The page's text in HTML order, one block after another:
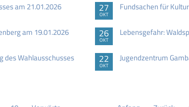
am 21.01.2026
am 19.01.2026
des Wahlausschusses
27
OKT
Fundsachen für
26
OKT
Lebensgefahr:
22
OKT
Jugendzentrum